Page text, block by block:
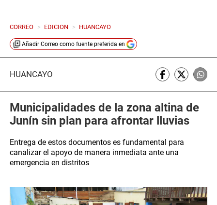
CORREO > EDICION > HUANCAYO
Añadir Correo como fuente preferida en
HUANCAYO
Municipalidades de la zona altina de
Junín sin plan para afrontar lluvias
Entrega de estos documentos es fundamental para
canalizar el apoyo de manera inmediata ante una
emergencia en distritos